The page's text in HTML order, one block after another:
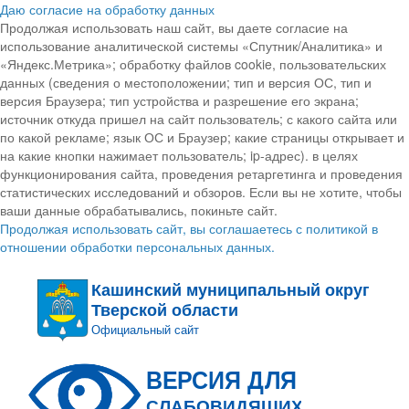
Даю согласие на обработку данных
Продолжая использовать наш сайт, вы даете согласие на
использование аналитической системы «Спутник/Аналитика» и
«Яндекс.Метрика»; обработку файлов cookie, пользовательских
данных (сведения о местоположении; тип и версия ОС, тип и
версия Браузера; тип устройства и разрешение его экрана;
источник откуда пришел на сайт пользователь; с какого сайта или
по какой рекламе; язык ОС и Браузер; какие страницы открывает и
на какие кнопки нажимает пользователь; ip-адрес). в целях
функционирования сайта, проведения ретаргетинга и проведения
статистических исследований и обзоров. Если вы не хотите, чтобы
ваши данные обрабатывались, покиньте сайт.
Продолжая использовать сайт, вы соглашаетесь с политикой в
отношении обработки персональных данных.